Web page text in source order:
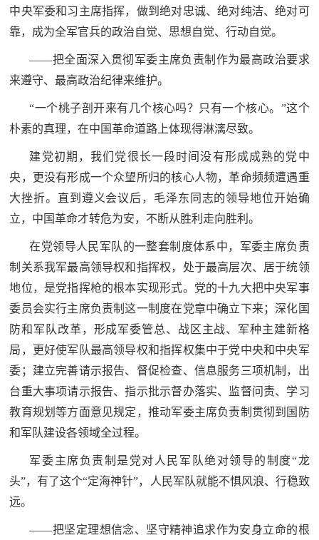
中央军委和习主席指挥，做到绝对忠诚、绝对纯洁、绝对可
靠，成为全军官兵的政治自觉、思想自觉、行动自觉。
——把全面深入贯彻军委主席负责制作为最高政治要求
来遵守、最高政治纪律来维护。
“一个桃子剖开来有几个核心吗？只有一个核心。”这个
朴素的真理，在中国革命道路上体现得淋漓尽致。
建党初期，我们党很长一段时间没有形成成熟的党中
央，更没有形成一个众望所归的核心人物，革命频频遭遇重
大挫折。直到遵义会议后，毛泽东同志的领导地位开始确
立，中国革命才转危为安，不断从胜利走向胜利。
在党领导人民军队的一整套制度体系中，军委主席负责
制关系我军最高领导权和指挥权，处于最高层次、居于统领
地位，是党指挥枪的根本实现形式。党的十九大把中央军事
委员会实行主席负责制这一制度在党章中确立下来；深化国
防和军队改革，形成军委管总、战区主战、军种主建新格
局，更好使军队最高领导权和指挥权集中于党中央和中央军
委；建立完善请示报告、督促检查、信息服务三项机制，出
台重大事项请示报告、指示批示督办落实、监督问责、学习
教育规划等方面意见规定，推动军委主席负责制贯彻到国防
和军队建设各领域全过程。
军委主席负责制是党对人民军队绝对领导的制度“龙
头”，有了这个“定海神针”，人民军队就能不惧风浪、行稳致
远。
——把坚定理想信念、坚守精神追求作为安身立命的根